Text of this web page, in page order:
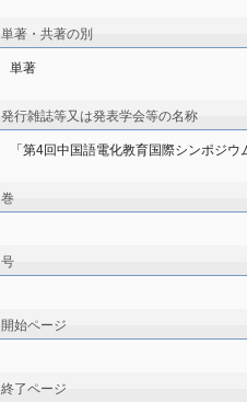
単著・共著の別
単著
発行雑誌等又は発表学会等の名称
「第4回中国語電化教育国際シンポジ
巻
号
開始ページ
終了ページ